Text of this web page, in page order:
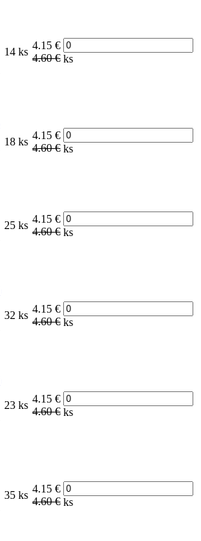
14 ks
4.15 €
4.60 € ks
18 ks
4.15 €
4.60 € ks
25 ks
4.15 €
4.60 € ks
32 ks
4.15 €
4.60 € ks
23 ks
4.15 €
4.60 € ks
35 ks
4.15 €
4.60 € ks